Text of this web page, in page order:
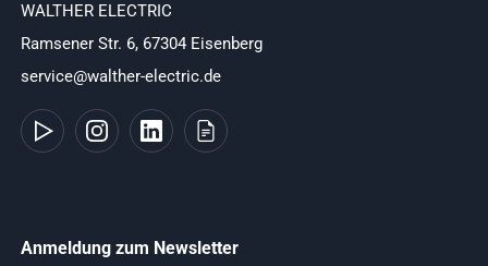
WALTHER ELECTRIC
Ramsener Str. 6, 67304 Eisenberg
service@walther-electric.de
Anmeldung zum Newsletter